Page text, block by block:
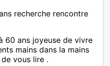
recherche rencontre
60 ans joyeuse de vivre
mains dans la mains
vous lire .